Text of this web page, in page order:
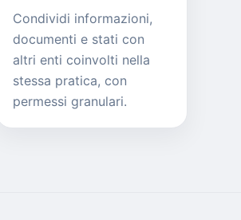
Condividi informazioni,
documenti e stati con
altri enti coinvolti nella
stessa pratica, con
permessi granulari.